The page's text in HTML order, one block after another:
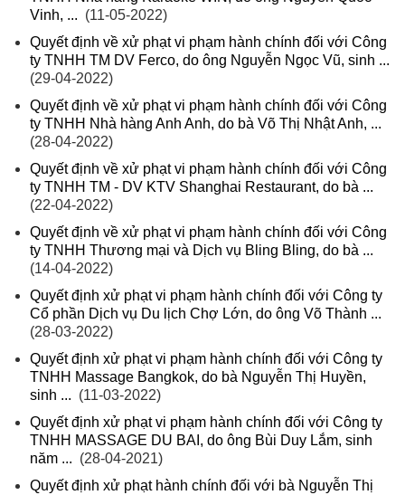
Vinh, ... (11-05-2022)
Quyết định về xử phạt vi phạm hành chính đối với Công
ty TNHH TM DV Ferco, do ông Nguyễn Ngọc Vũ, sinh ...
(29-04-2022)
Quyết định về xử phạt vi phạm hành chính đối với Công
ty TNHH Nhà hàng Anh Anh, do bà Võ Thị Nhật Anh, ...
(28-04-2022)
Quyết định về xử phạt vi phạm hành chính đối với Công
ty TNHH TM - DV KTV Shanghai Restaurant, do bà ...
(22-04-2022)
Quyết định về xử phạt vi phạm hành chính đối với Công
ty TNHH Thương mại và Dịch vụ Bling Bling, do bà ...
(14-04-2022)
Quyết định xử phạt vi phạm hành chính đối với Công ty
Cổ phần Dịch vụ Du lịch Chợ Lớn, do ông Võ Thành ...
(28-03-2022)
Quyết định xử phạt vi phạm hành chính đối với Công ty
TNHH Massage Bangkok, do bà Nguyễn Thị Huyền,
sinh ... (11-03-2022)
Quyết định xử phạt vi phạm hành chính đối với Công ty
TNHH MASSAGE DU BAI, do ông Bùi Duy Lắm, sinh
năm ... (28-04-2021)
Quyết định xử phạt hành chính đối với bà Nguyễn Thị